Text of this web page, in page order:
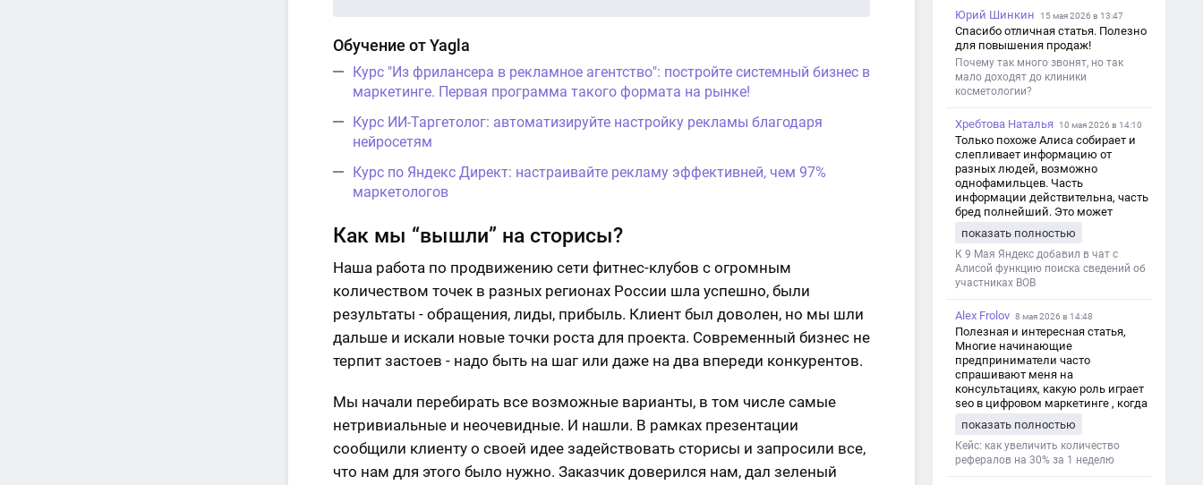
Обучение от Yagla
Курс "Из фрилансера в рекламное агентство": постройте системный бизнес в
маркетинге. Первая программа такого формата на рынке!
Курс ИИ-Таргетолог: автоматизируйте настройку рекламы благодаря
нейросетям
Курс по Яндекс Директ: настраивайте рекламу эффективней, чем 97%
маркетологов
Как мы “вышли” на сторисы?
Наша работа по продвижению сети фитнес-клубов с огромным
количеством точек в разных регионах России шла успешно, были
результаты - обращения, лиды, прибыль. Клиент был доволен, но мы шли
дальше и искали новые точки роста для проекта. Современный бизнес не
терпит застоев - надо быть на шаг или даже на два впереди конкурентов.
Мы начали перебирать все возможные варианты, в том числе самые
нетривиальные и неочевидные. И нашли. В рамках презентации
сообщили клиенту о своей идее задействовать сторисы и запросили все,
что нам для этого было нужно. Заказчик доверился нам, дал зеленый
Юрий Шинкин 15 мая 2026 в 13:47
Спасибо отличная статья. Полезно
для повышения продаж!
Почему так много звонят, но так
мало доходят до клиники
косметологии?
Хребтова Наталья 10 мая 2026 в 14:10
Только похоже Алиса собирает и
слепливает информацию от
разных людей, возможно
однофамильцев. Часть
информации действительна, часть
бред полнейший. Это может
дезинформации
показать полностью
К 9 Мая Яндекс добавил в чат с
Алисой функцию поиска сведений об
участниках ВОВ
Alex Frolov 8 мая 2026 в 14:48
Полезная и интересная статья,
Многие начинающие
предприниматели часто
спрашивают меня на
консультациях, какую роль играет
seo в цифровом маркетинге , когда
обсуждаем их проект:
https://aseotop.com/kakuyu-rol-igraet-
seo-v-czifrovom-marketinge/
показать полностью
Кейс: как увеличить количество
рефералов на 30% за 1 неделю